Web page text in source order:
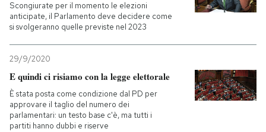
Scongiurate per il momento le elezioni
anticipate, il Parlamento deve decidere come
si svolgeranno quelle previste nel 2023
29/9/2020
E quindi ci risiamo con la legge elettorale
È stata posta come condizione dal PD per
approvare il taglio del numero dei
parlamentari: un testo base c'è, ma tutti i
partiti hanno dubbi e riserve